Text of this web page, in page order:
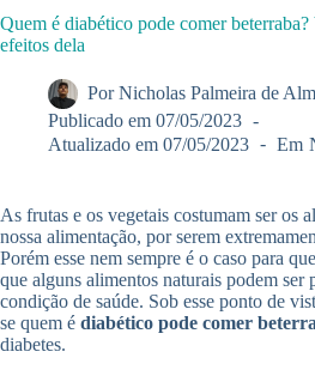
Quem é diabético pode comer beterraba?
efeitos dela
Por Nicholas Palmeira de
Publicado em 07/05/2023
Atualizado em 07/05/2023 Em
As frutas e os vegetais costumam ser os
nossa alimentação, por serem
Porém esse nem sempre é o caso para
que alguns alimentos naturais podem ser
condição de saúde. Sob esse ponto de
se quem é diabético pode comer
diabetes.